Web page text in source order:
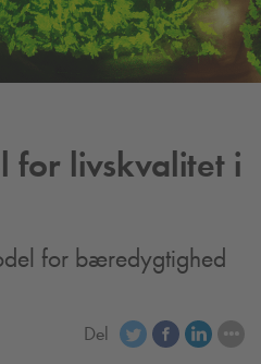
for livskvalitet i
for bæredygtighed
Del